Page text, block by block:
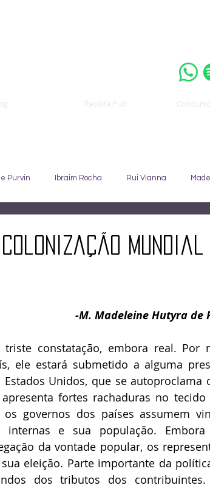
Revista Pub
Purvin Ibraim Rocha Rui Vianna
IBAP
mundial
-M. Madeleine Hutyra de
constatação, embora real. Por
ele estará submetido a alguma
Unidos, que se autoproclama
fortes rachaduras no tecido
governos dos países assumem
e sua população.
da vontade popular, os
eleição. Parte importante da
dos tributos dos